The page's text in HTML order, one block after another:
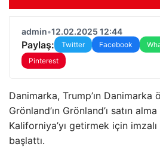
admin•12.02.2025 12:44
Paylaş: Twitter Facebook
Pinterest
Danimarka, Trump’ın Danimarka
Grönland’ın Grönland’ı satın
Kaliforniya’yı getirmek için
başlattı.